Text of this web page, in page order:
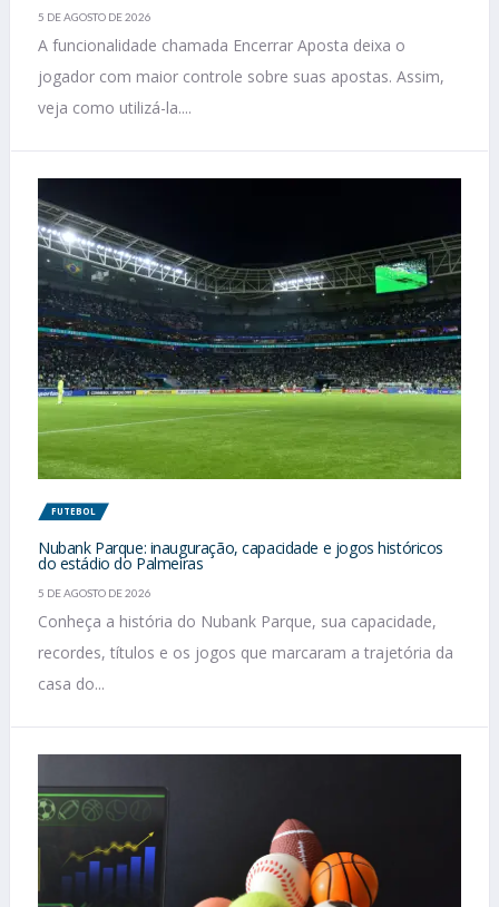
5 DE AGOSTO DE 2026
A funcionalidade chamada Encerrar Aposta deixa o
jogador com maior controle sobre suas apostas. Assim,
veja como utilizá-la....
FUTEBOL
Nubank Parque: inauguração, capacidade e jogos históricos
do estádio do Palmeiras
5 DE AGOSTO DE 2026
Conheça a história do Nubank Parque, sua capacidade,
recordes, títulos e os jogos que marcaram a trajetória da
casa do...